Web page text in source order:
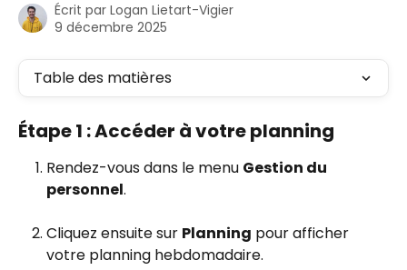
Écrit par Logan Lietart-Vigier
9 décembre 2025
Table des matières
Étape 1 : Accéder à votre planning
Rendez-vous dans le menu Gestion du
personnel.
Cliquez ensuite sur Planning pour afficher
votre planning hebdomadaire.